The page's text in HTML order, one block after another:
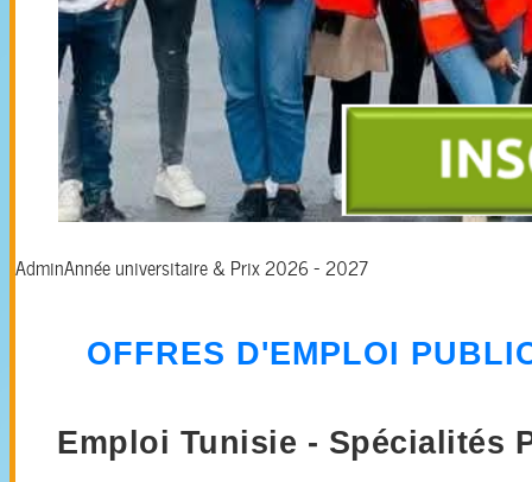
AdminAnnée universitaire & Prix 2026 - 2027
OFFRES D'EMPLOI
Emploi Tunisie - Spécialités